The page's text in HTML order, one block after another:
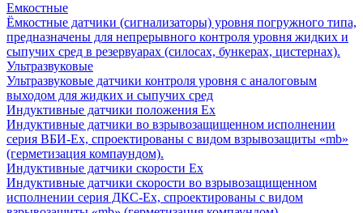
Емкостные
Ёмкостные датчики (сигнализаторы) уровня погружного типа,
предназначены для непрерывного контроля уровня жидких и
сыпучих сред в резервуарах (силосах, бункерах, цистернах).
Ультразвуковые
Ультразвуковые датчики контроля уровня с аналоговым
выходом для жидких и сыпучих сред
Индуктивные датчики положения Ех
Индуктивные датчики во взрывозащищенном исполнении
серия ВБИ-Ех, спроектированы с видом взрывозащиты «mb»
(герметизация компаундом).
Индуктивные датчики скорости Ех
Индуктивные датчики скорости во взрывозащищенном
исполнении серия ДКС-Ех, спроектированы с видом